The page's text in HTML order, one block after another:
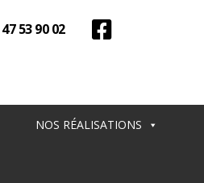
53 90 02
NOS RÉALISATIONS